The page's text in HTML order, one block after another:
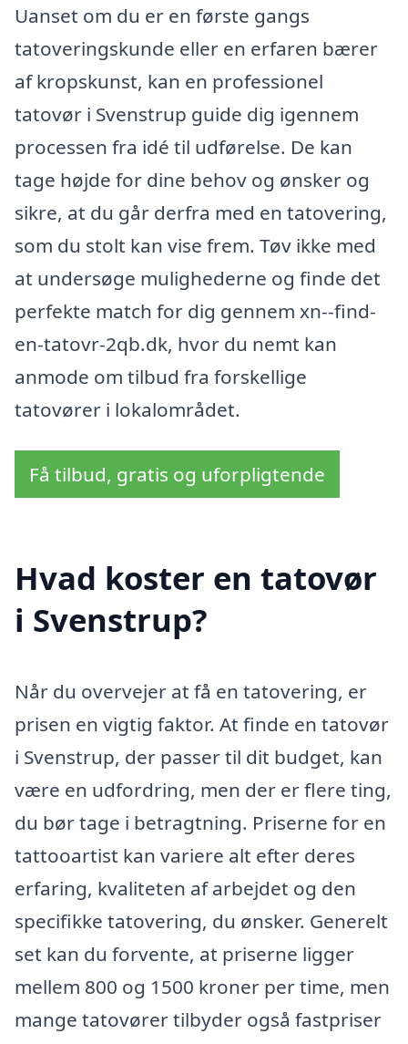
Uanset om du er en første gangs
tatoveringskunde eller en erfaren bærer
af kropskunst, kan en professionel
tatovør i Svenstrup guide dig igennem
processen fra idé til udførelse. De kan
tage højde for dine behov og ønsker og
sikre, at du går derfra med en tatovering,
som du stolt kan vise frem. Tøv ikke med
at undersøge mulighederne og finde det
perfekte match for dig gennem xn--find-
en-tatovr-2qb.dk, hvor du nemt kan
anmode om tilbud fra forskellige
tatovører i lokalområdet.
Få tilbud, gratis og uforpligtende
Hvad koster en tatovør
i Svenstrup?
Når du overvejer at få en tatovering, er
prisen en vigtig faktor. At finde en tatovør
i Svenstrup, der passer til dit budget, kan
være en udfordring, men der er flere ting,
du bør tage i betragtning. Priserne for en
tattooartist kan variere alt efter deres
erfaring, kvaliteten af arbejdet og den
specifikke tatovering, du ønsker. Generelt
set kan du forvente, at priserne ligger
mellem 800 og 1500 kroner per time, men
mange tatovører tilbyder også fastpriser